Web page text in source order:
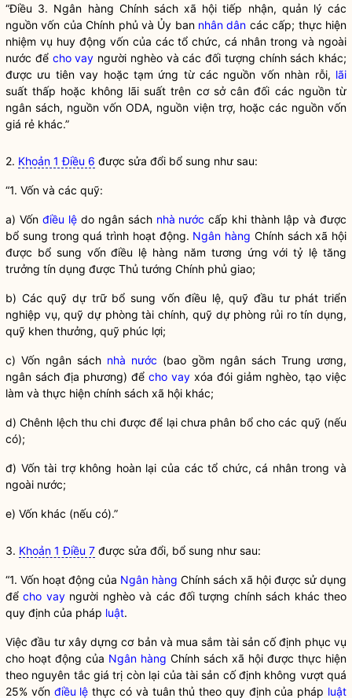
“Điều 3. Ngân hàng Chính sách xã hội tiếp nhận, quản lý các
nguồn vốn của Chính phủ và Ủy ban nhân dân các cấp; thực hiện
nhiệm vụ huy động vốn của các tổ chức, cá nhân trong và ngoài
nước để cho vay người nghèo và các đối tượng chính sách khác;
được ưu tiên vay hoặc tạm ứng từ các nguồn vốn nhàn rỗi, lãi
suất thấp hoặc không lãisuất trên cơ sở cân đối các nguồn từ
ngân sách, nguồn vốn ODA, nguồn viện trợ, hoặc các nguồn vốn
giá rẻ khác.”
2. Khoản 1 Điều 6 được sửa đổi bổ sung như sau:
“1. Vốn và các quỹ:
a) Vốn điều lệdo ngân sách nhà nước cấp khi thành lập và được
bổ sung trong quá trình hoạt động. Ngân hàng Chính sách xã hội
được bổ sung vốnđiều lệ hàng năm tương ứng với tỷ lệ tăng
trưởng tín dụng được Thủ tướng Chính phủ giao;
b) Các quỹ dự trữ bổ sung vốn điều lệ, quỹ đầu tư phát triển
nghiệp vụ, quỹ dự phòng tài chính, quỹ dự phòng rủi ro tín dụng,
quỹ khen thưởng, quỹ phúc lợi;
c) Vốn ngân sách nhà nước (bao gồm ngân sách Trung ương,
ngân sách địa phương) để cho vay xóa đói giảm nghèo, tạo việc
làm và thực hiện chính sách xã hội khác;
d) Chênh lệch thu chi được để lại chưa phân bổ cho các quỹ (nếu
có);
đ) Vốn tài trợ không hoàn lại của các tổ chức, cá nhân trong và
ngoài nước;
e) Vốn khác (nếu có).”
3. Khoản 1 Điều 7 được sửa đổi, bổ sung như sau:
“1. Vốn hoạt động của Ngân hàng Chính sách xã hội được sử dụng
đểcho vayngười nghèo và các đối tượng chính sách khác theo
quy định của pháp luật.
Việc đầu tư xây dựng cơ bản và mua sắm tài sản cố định phục vụ
cho hoạt động của Ngân hàng Chính sách xã hội được thực hiện
theo nguyên tắc giá trị còn lại của tài sản cố định không vượt quá
25% vốn điều lệ thực có và tuân thủ theo quy định của pháp luật